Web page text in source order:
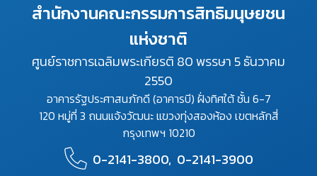
สำนักงานคณะกรรมการสิทธิมนุษยชน
แห่งชาติ
ศูนย์ราชการเฉลิมพระเกียรติ 80 พรรษา 5 ธันวาคม
2550
อาคารรัฐประศาสนภักดี (อาคารบี) ฝั่งทิศใต้ ชั้น 6-7
120 หมู่ที่ 3 ถนนแจ้งวัฒนะ แขวงทุ่งสองห้อง เขตหลักสี่
กรุงเทพฯ 10210
0-2141-3800, 0-2141-3900